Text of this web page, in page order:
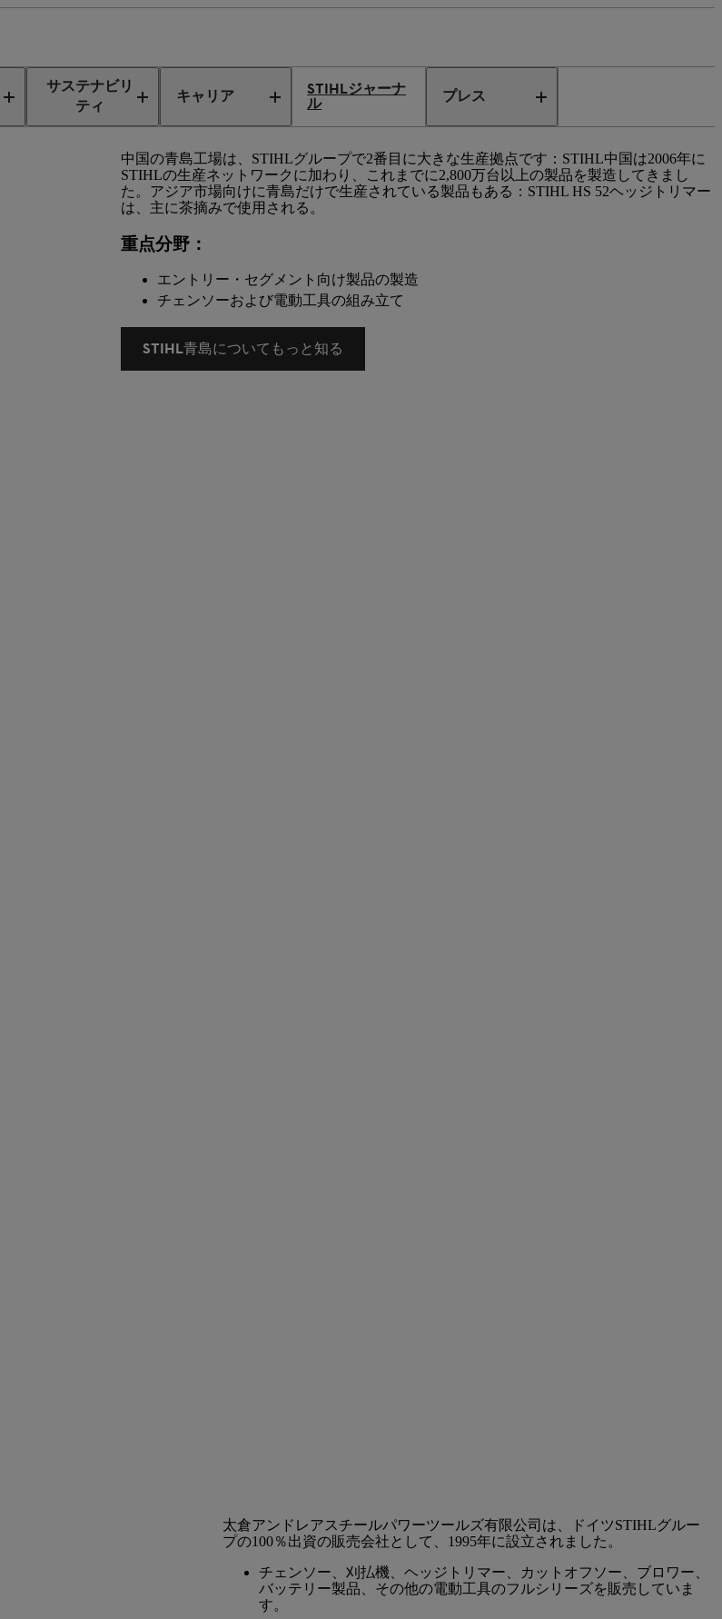
サステナビリ
ティ
キャリア STIHLジャーナ
ル プレス
中国におけるSTIHL
中国の青島工場は、STIHLグループで2番目に大きな生産拠点です：STIHL中国は2006年に
STIHLの生産ネットワークに加わり、これまでに2,800万台以上の製品を製造してきまし
た。アジア市場向けに青島だけで生産されている製品もある：STIHL HS 52ヘッジトリマー
は、主に茶摘みで使用される。
重点分野：
エントリー・セグメント向け製品の製造
チェンソーおよび電動工具の組み立て
STIHL青島についてもっと知る
太倉アンドレアスチールパワーツールズ有限公司は、ドイツSTIHLグルー
プの100％出資の販売会社として、1995年に設立されました。
チェンソー、刈払機、ヘッジトリマー、カットオフソー、ブロワー、
バッテリー製品、その他の電動工具のフルシリーズを販売していま
す。